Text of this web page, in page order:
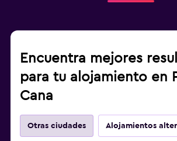
Encuentra mejores
para tu alojamiento en
Cana
Otras ciudades Alojamientos